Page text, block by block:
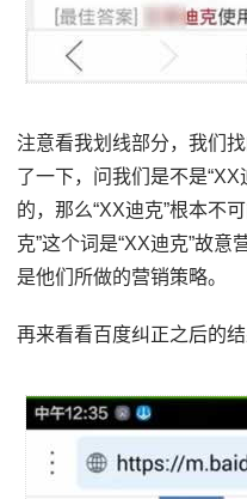
注意看我划线部分，我们
了一下，问我们是不是
的，那么“XX迪克”根本不
克”这个词是“XX迪克”故
是他们所做的营销策略。
再来看看百度纠正之后的